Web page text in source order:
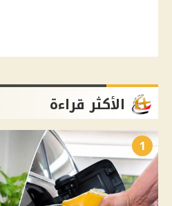
الأكثر قراءة
1